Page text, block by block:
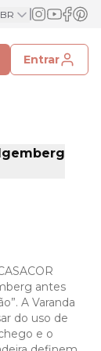
BR
Entrar
antes
A Varanda
do uso de
e o